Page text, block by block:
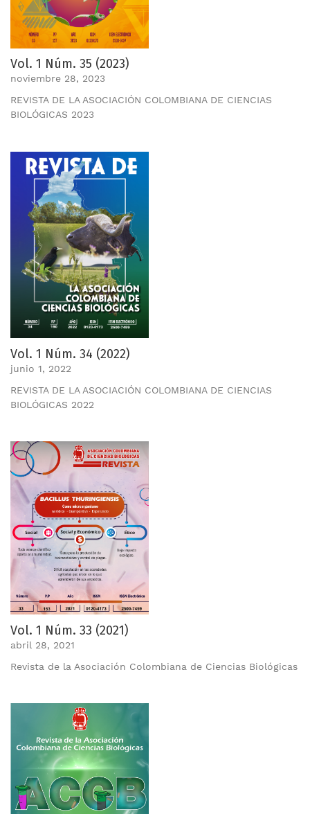
Vol. 1 Núm. 35 (2023)
noviembre 28, 2023
REVISTA DE LA ASOCIACIÓN COLOMBIANA DE CIENCIAS
BIOLÓGICAS 2023
Vol. 1 Núm. 34 (2022)
junio 1, 2022
REVISTA DE LA ASOCIACIÓN COLOMBIANA DE CIENCIAS
BIOLÓGICAS 2022
Vol. 1 Núm. 33 (2021)
abril 28, 2021
Revista de la Asociación Colombiana de Ciencias Biológicas